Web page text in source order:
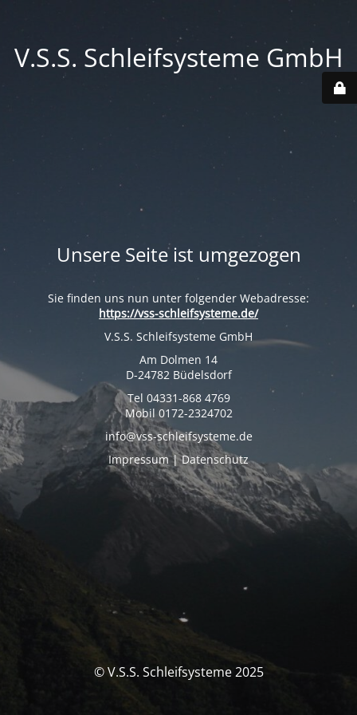
V.S.S. Schleifsysteme GmbH
Unsere Seite ist umgezogen
Sie finden uns nun unter folgender Webadresse:
https://vss-schleifsysteme.de/
V.S.S. Schleifsysteme GmbH
Am Dolmen 14
D-24782 Büdelsdorf
Tel 04331-868 4769
Mobil 0172-2324702
info@vss-schleifsysteme.de
Impressum | Datenschutz
© V.S.S. Schleifsysteme 2025